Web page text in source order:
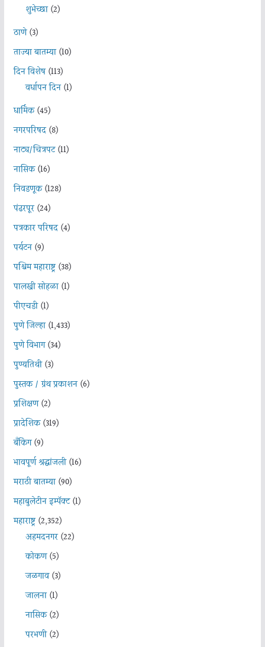
शुभेच्छा(2)
ठाणे(3)
ताज्या बातम्या(10)
दिन विशेष(113)
वर्धापन दिन(1)
धार्मिक(45)
नगरपरिषद(8)
नाट्य/चित्रपट(11)
नासिक(16)
निवडणूक(128)
पंढरपूर(24)
पत्रकार परिषद(4)
पर्यटन(9)
पश्चिम महाराष्ट्र(38)
पालखी सोहळा(1)
पीएचडी(1)
पुणे जिल्हा(1,433)
पुणे विभाग(34)
पुण्यतिथी(3)
पुस्तक / ग्रंथ प्रकाशन(6)
प्रशिक्षण(2)
प्रादेशिक(319)
बँकिंग(9)
भावपूर्ण श्रद्धांजली(16)
मराठी बातम्या(90)
महाबुलेटीन इम्पॅक्ट(1)
महाराष्ट्र(2,352)
अहमदनगर(22)
कोकण(5)
जळगाव(3)
जालना(1)
नासिक(2)
परभणी(2)